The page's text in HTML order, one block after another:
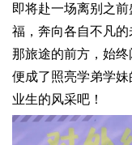
即将赴一场离别之
福，奔向各自不凡的
那旅途的前方，始
便成了照亮学弟学
业生的风采吧！